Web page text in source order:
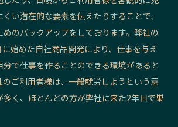
い潜在的な要素を伝えたりすることで、
のバックアップをしております。弊社の
始めた自社商品開発により、仕事を与え
分で仕事を作ることのできる環境があると
ご利用者様は、一般就労しようという意
く、ほとんどの方が弊社に来た2年目で巣